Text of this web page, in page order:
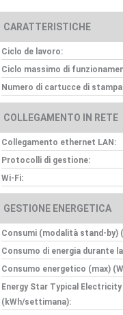
CARATTERISTICHE
Ciclo de lavoro:
Ciclo massimo di
Numero di cartucce di
COLLEGAMENTO IN RETE
Collegamento ethernet LAN:
Protocolli di gestione:
Wi-Fi:
GESTIONE ENERGETICA
Consumi (modalità stand-by)
Consumo di energia durante
Consumo energetico (max)
Energy Star Typical
(kWh/settimana):